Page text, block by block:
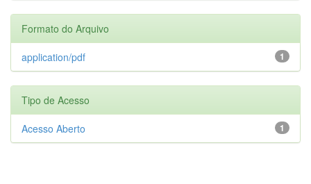
Formato do Arquivo
1
application/pdf
Tipo de Acesso
1
Acesso Aberto